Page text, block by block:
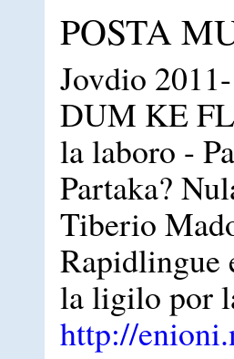
POSTA
Jovdio
DUM KE
la laboro -
Partaka?
Tiberio
Rapidlingue
la ligilo por
http://